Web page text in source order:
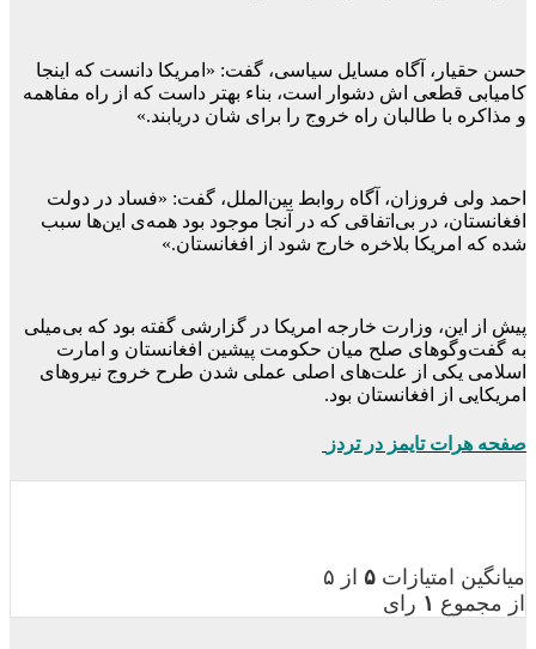
حسن حقیار، آگاه مسایل سیاسی، گفت: «امریکا دانست که اینجا
کامیابی قطعی اش دشوار است، بناء بهتر داست که از راه مفاهمه
و مذاکره با طالبان راه خروج را برای شان دریابند.»
احمد ولی فروزان، آگاه روابط بین‌الملل، گفت: «فساد در دولت
افغانستان، در بی‌اتفاقی که در آنجا موجود بود همه‌ی این‌ها سبب
شده که امریکا بلاخره خارج شود از افغانستان.»
پیش از این، وزارت خارجه امریکا در گزارشی گفته بود که بی‌میلی
به گفت‌وگوهای صلح میان حکومت پیشین افغانستان و امارت
اسلامی یکی از علت‌های اصلی عملی شدن طرح خروج نیروهای
امریکایی از افغانستان بود.
صفحه هرات تایمز در تردز
میانگین امتیازات ۵ از ۵
از مجموع ۱ رای